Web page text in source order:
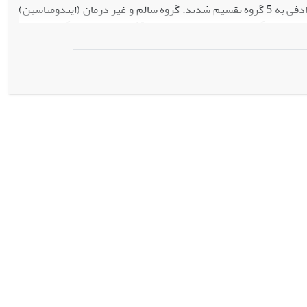
بر کیلوگرم حل شده در کربوکسی متیل سلولز 1 درصد) انجام شد. حیوانات به‏صورت تصادفی به 5 گروه تقسیم شدند. گروه‏ سالم و غیر درمان (ایندومتاسین)
هیستولوژیکی برداشته شد. تعداد و وسعت زخم‏های معده
تعداد سلول‏های التهابی و تراکم مویرگ‏های خونی و افزایش ضخامت